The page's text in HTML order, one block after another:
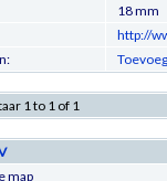
18 mm
http://
1 to 1 of 1
map